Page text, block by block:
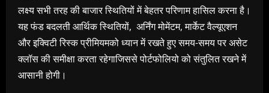
लक्ष्य सभी तरह की बाजार स्थितियों में बेहतर परिणाम हासिल करना है।
यह फंड बदलती आर्थिक स्थितियों, अर्निंग मोमेंटम, मार्केट वैल्यूएशन
और इक्विटी रिस्क प्रीमियमको ध्यान में रखते हुए समय-समय पर असेट
क्लॉस की समीक्षा करता रहेगाजिससे पोर्टफोलियो को संतुलित रखने में
आसानी होगी।